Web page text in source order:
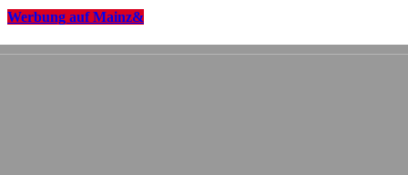
Werbung auf Mainz&